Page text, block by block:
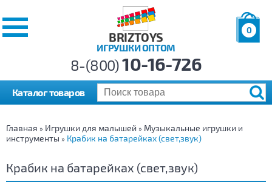
BRIZTOYS
ИГРУШКИ ОПТОМ
0
р.
8-(800)10-16-726
Каталог товаров
Главная » Игрушки для малышей » Музыкальные игрушки и
инструменты » Крабик на батарейках (свет,звук)
Крабик на батарейках (свет,звук)